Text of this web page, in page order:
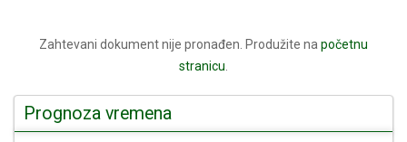
Zahtevani dokument nije pronađen. Produžite na početnu
stranicu
Prognoza vremena